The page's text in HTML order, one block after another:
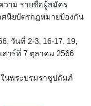
าม รายชื่อผู้สมัคร
ศนียบัตรกฎหมายป้องกัน
วันที่ 2-3, 16-17, 19,
สาร์ที่ 7 ตุลาคม 2566
นพระบรมราชูปถัมภ์